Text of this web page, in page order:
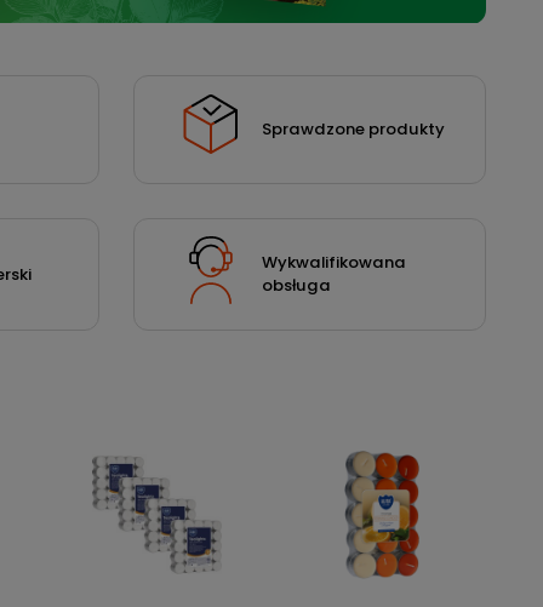
Sprawdzone produkty
Wykwalifikowana
obsługa